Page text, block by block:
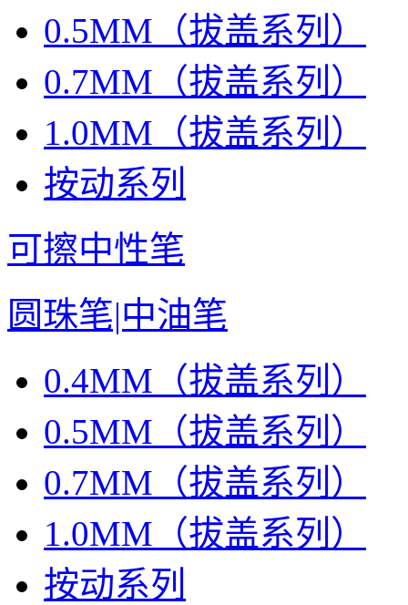
0.5MM（拔盖系列）
0.7MM（拔盖系列）
1.0MM（拔盖系列）
按动系列
可擦中性笔
圆珠笔|中油笔
0.4MM（拔盖系列）
0.5MM（拔盖系列）
0.7MM（拔盖系列）
1.0MM（拔盖系列）
按动系列